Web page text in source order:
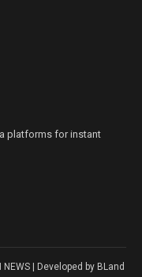
platforms for instant
| Developed by BLand